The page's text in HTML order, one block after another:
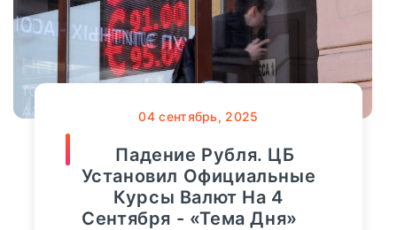
04 сентябрь, 2025
Падение Рубля. ЦБ
Установил Официальные
Курсы Валют На 4
Сентября - «Тема Дня»